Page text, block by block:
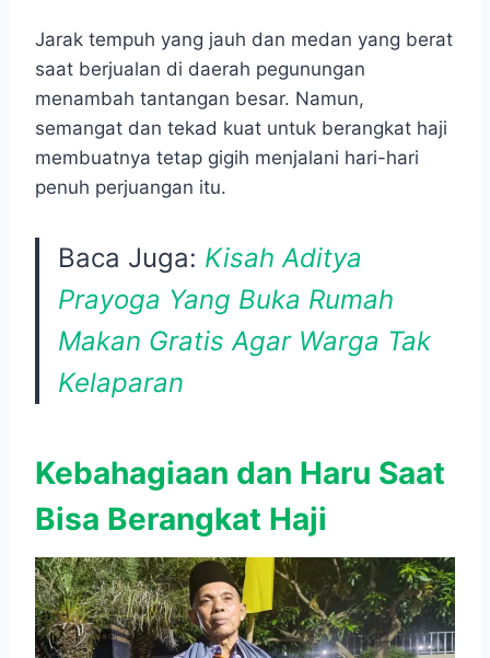
Jarak tempuh yang jauh dan medan yang berat
saat berjualan di daerah pegunungan
menambah tantangan besar. Namun,
semangat dan tekad kuat untuk berangkat haji
membuatnya tetap gigih menjalani hari-hari
penuh perjuangan itu.
Baca Juga: Kisah Aditya
Prayoga Yang Buka Rumah
Makan Gratis Agar Warga Tak
Kelaparan
Kebahagiaan dan Haru Saat
Bisa Berangkat Haji